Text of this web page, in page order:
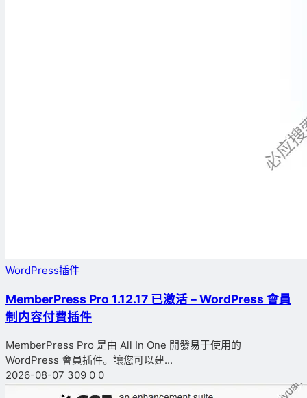
WordPress插件
MemberPress Pro 1.12.17 已激活 – WordPress 會員
制内容付費插件
MemberPress Pro 是由 All In One 開發易于使用的
WordPress 會員插件。讓您可以建...
2026-08-07 309 0 0